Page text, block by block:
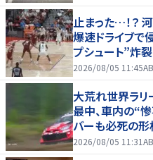
止まった…！？
爆速ドライブ
プシュート”炸裂
2026/08/05 11:45
大荒れ世界ラリ
最中、車内の“
バーも必死の形
2026/08/05 11:31